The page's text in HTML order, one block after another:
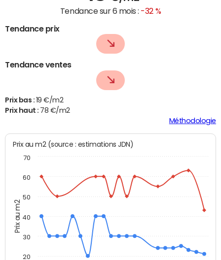
Tendance sur 6 mois : -32 %
Tendance prix
Tendance ventes
Prix bas : 19 €/m2
Prix haut : 78 €/m2
Méthodologie
Prix au m2
Prix au m2 (source : estimations JDN)
20
30
40
50
60
70